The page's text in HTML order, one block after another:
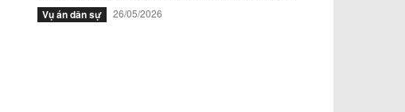
Vụ án dân sự 26/05/2026